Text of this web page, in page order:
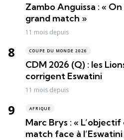
Zambo Anguissa : «
grand match »
11 mois depuis
COUPE DU MONDE 2026
CDM 2026 (Q) : les
corrigent Eswatini
11 mois depuis
AFRIQUE
Marc Brys : «
match face à l’Eswatini